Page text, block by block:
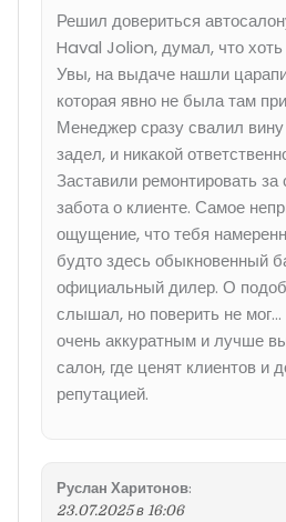
Решил довериться
Haval Jolion, думал, что хоть
Увы, на выдаче нашли
которая явно не была там
Менеджер сразу свалил
задел, и никакой
Заставили ремонтировать
забота о клиенте. Самое
ощущение, что тебя
будто здесь обыкновенный
официальный дилер. О
слышал, но поверить не
очень аккуратным и лучше
салон, где ценят клиентов и
репутацией.
Руслан Харитонов:
23.07.2025 в 16:06